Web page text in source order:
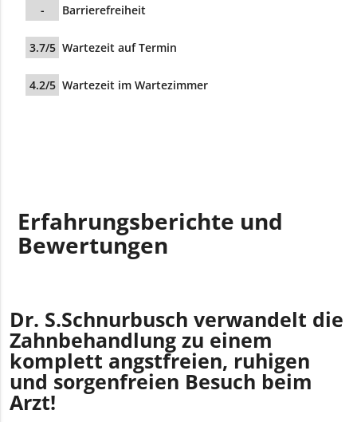
- Barrierefreiheit
3.7/5 Wartezeit auf Termin
4.2/5 Wartezeit im Wartezimmer
Erfahrungsberichte und
Bewertungen
Dr. S.Schnurbusch verwandelt die
Zahnbehandlung zu einem
komplett angstfreien, ruhigen
und sorgenfreien Besuch beim
Arzt!